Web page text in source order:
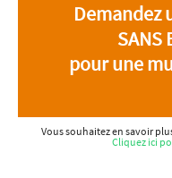
Demandez
SANS
pour une
Vous souhaitez en savoir
Cliquez ici